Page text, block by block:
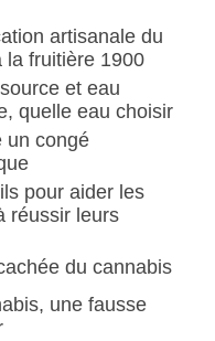
artisanale du
la fruitière 1900
et eau
quelle eau choisir
un congé
pour aider les
réussir leurs
du cannabis
une fausse